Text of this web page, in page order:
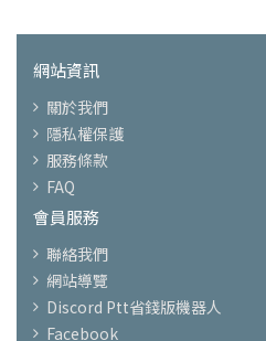
網站資訊
關於我們
隱私權保護
服務條款
FAQ
會員服務
聯絡我們
網站導覽
Discord Ptt省錢版機器人
Facebook